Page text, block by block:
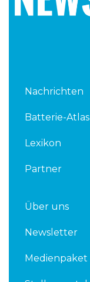
Nachrichten
Batterie-Atlas
Lexikon
Partner
Über uns
Newsletter
Medienpaket